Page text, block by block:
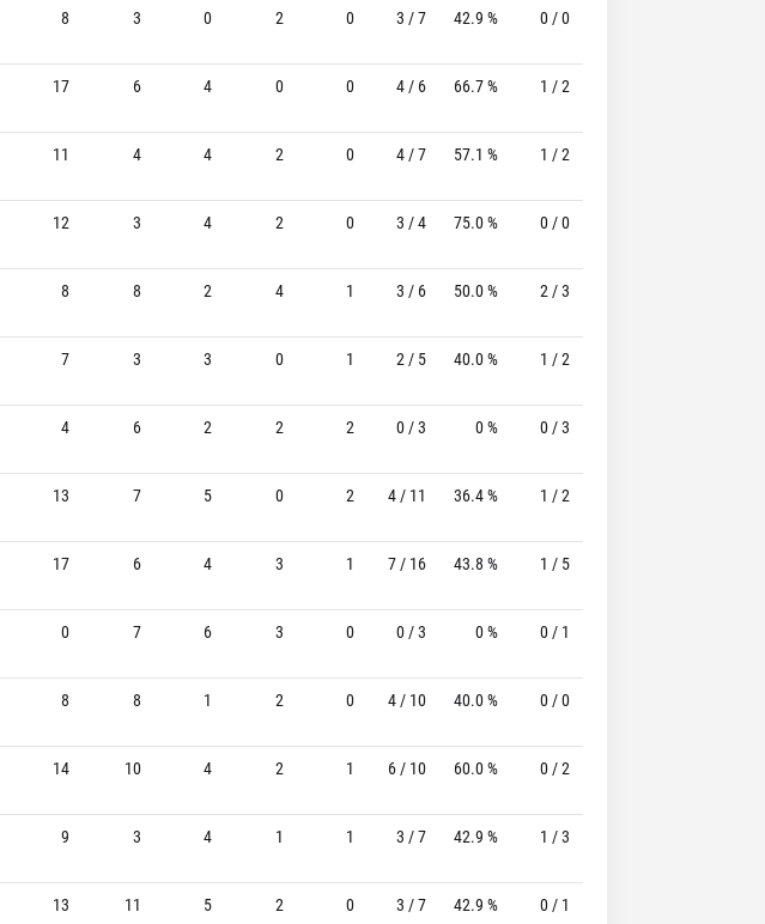
8 3 0 2 0 3 / 7 42.9 % 0 / 0
17 6 4 0 0 4 / 6 66.7 % 1 / 2
11 4 4 2 0 4 / 7 57.1 % 1 / 2
12 3 4 2 0 3 / 4 75.0 % 0 / 0
8 8 2 4 1 3 / 6 50.0 % 2 / 3
7 3 3 0 1 2 / 5 40.0 % 1 / 2
4 6 2 2 2 0 / 3 0 % 0 / 3
13 7 5 0 2 4 / 11 36.4 % 1 / 2
17 6 4 3 1 7 / 16 43.8 % 1 / 5
0 7 6 3 0 0 / 3 0 % 0 / 1
8 8 1 2 0 4 / 10 40.0 % 0 / 0
14 10 4 2 1 6 / 10 60.0 % 0 / 2
9 3 4 1 1 3 / 7 42.9 % 1 / 3
13 11 5 2 0 3 / 7 42.9 % 0 / 1